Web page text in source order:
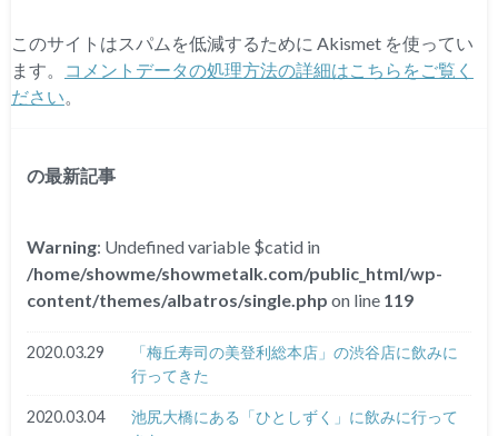
このサイトはスパムを低減するために Akismet を使ってい
ます。
コメントデータの処理方法の詳細はこちらをご覧く
ださい
の最新記事
Warning: Undefined variable $catid in
/home/showme/showmetalk.com/public_html/wp-
content/themes/albatros/single.php on line 119
2020.03.29
「梅丘寿司の美登利総本店」の渋谷店に飲みに
行ってきた
2020.03.04
池尻大橋にある「ひとしずく」に飲みに行って